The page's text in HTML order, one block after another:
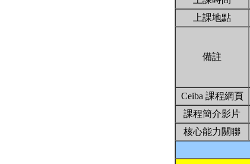
上課地點
備註
Ceiba 課程網頁
課程簡介影片
核心能力關聯